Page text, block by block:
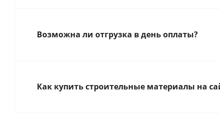
Возможна ли отгрузка в день оплаты?
Как купить строительные материалы на